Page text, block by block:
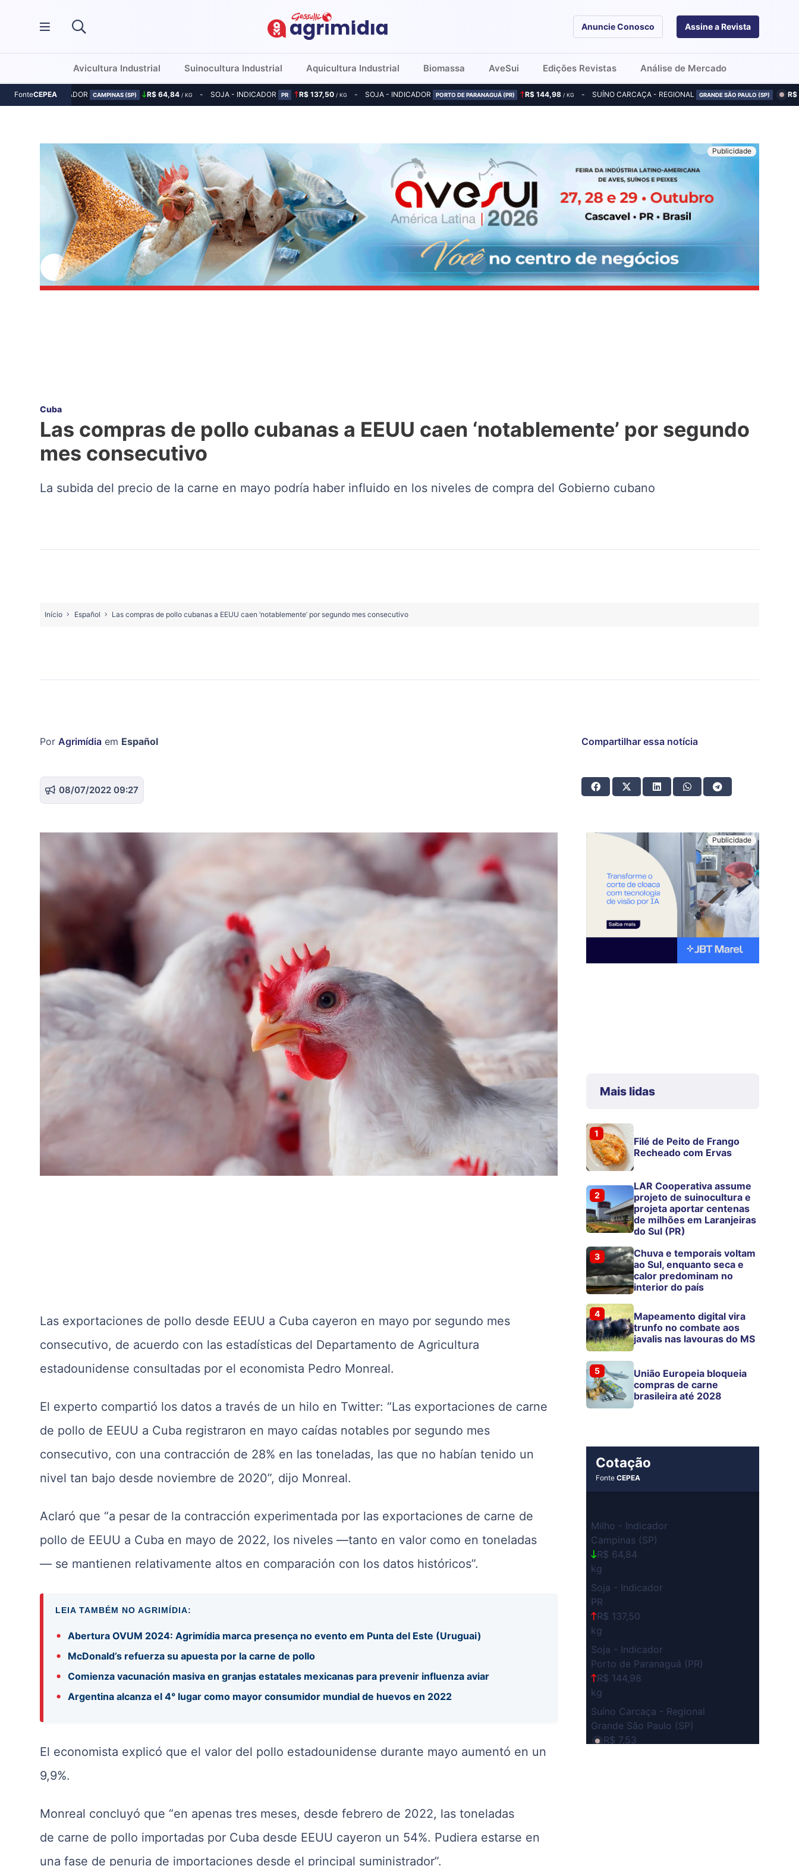
Anuncie Conosco Assine a Revista
Avicultura Industrial Suinocultura Industrial Aquicultura Industrial Biomassa AveSui Edições Revistas Análise de Mercado
FonteCEPEA
MILHO - INDICADOR CAMPINAS (SP) R$ 64,84 / KG SOJA - INDICADOR PR R$ 137,50/ KG SOJA - INDICADOR PORTO DE PARANAGUÁ (PR) R$ 144,98 / KG SUÍNO CARCAÇA - REGIONAL GRANDE SÃO PAULO (SP)
Cuba
Las compras de pollo cubanas a EEUU caen ‘notablemente’ por segundo
mes consecutivo
La subida del precio de la carne en mayo podría haber influido en los niveles de compra del Gobierno cubano
Início Español Las compras de pollo cubanas a EEUU caen ‘notablemente’ por segundo mes consecutivo
Por Agrimídia em Español
08/07/2022 09:27
Compartilhar essa notícia
Las exportaciones de pollo desde EEUU a Cuba cayeron en mayo por segundo mes
consecutivo, de acuerdo con las estadísticas del Departamento de Agricultura
estadounidense consultadas por el economista Pedro Monreal.
El experto compartió los datos a través de un hilo en Twitter: “Las exportaciones de carne
de pollo de EEUU a Cuba registraron en mayo caídas notables por segundo mes
consecutivo, con una contracción de 28% en las toneladas, las que no habían tenido un
nivel tan bajo desde noviembre de 2020”, dijo Monreal.
Aclaró que “a pesar de la contracción experimentada por las exportaciones de carne de
pollo de EEUU a Cuba en mayo de 2022, los niveles —tanto en valor como en toneladas
— se mantienen relativamente altos en comparación con los datos históricos”.
LEIA TAMBÉM NO AGRIMÍDIA:
• Abertura OVUM 2024: Agrimídia marca presença no evento em Punta del Este (Uruguai)
• McDonald’s refuerza su apuesta por la carne de pollo
• Comienza vacunación masiva en granjas estatales mexicanas para prevenir influenza aviar
• Argentina alcanza el 4° lugar como mayor consumidor mundial de huevos en 2022
El economista explicó que el valor del pollo estadounidense durante mayo aumentó en un
9,9%.
Monreal concluyó que “en apenas tres meses, desde febrero de 2022, las toneladas
de carne de pollo importadas por Cuba desde EEUU cayeron un 54%. Pudiera estarse en
una fase de penuria de importaciones desde el principal suministrador”.
Mais lidas
1
Filé de Peito de Frango
Recheado com Ervas
2
LAR Cooperativa assume
projeto de suinocultura e
projeta aportar centenas
de milhões em Laranjeiras
do Sul (PR)
3
Chuva e temporais voltam
ao Sul, enquanto seca e
calor predominam no
interior do país
4
Mapeamento digital vira
trunfo no combate aos
javalis nas lavouras do MS
5
União Europeia bloqueia
compras de carne
brasileira até 2028
Cotação
FonteCEPEA
Milho - Indicador
Campinas (SP)
R$ 64,84
kg
Soja - Indicador
PR
R$ 137,50
kg
Soja - Indicador
Porto de Paranaguá (PR)
R$ 144,98
kg
Suíno Carcaça - Regional
Grande São Paulo (SP)
R$ 7,53